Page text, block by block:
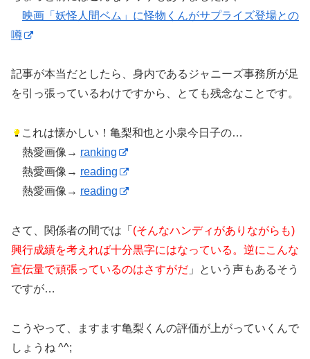
映画「妖怪人間ベム」に怪物くんがサプライズ登場との
噂
記事が本当だとしたら、身内であるジャニーズ事務所が足
を引っ張っているわけですから、とても残念なことです。
これは懐かしい！亀梨和也と小泉今日子の…
熱愛画像→ ranking
熱愛画像→ reading
熱愛画像→ reading
さて、関係者の間では「 (そんなハンディがありながらも)
興行成績を考えれば十分黒字にはなっている。逆にこんな
宣伝量で頑張っているのはさすがだ 」という声もあるそう
ですが…
こうやって、ますます亀梨くんの評価が上がっていくんで
しょうね ^^;